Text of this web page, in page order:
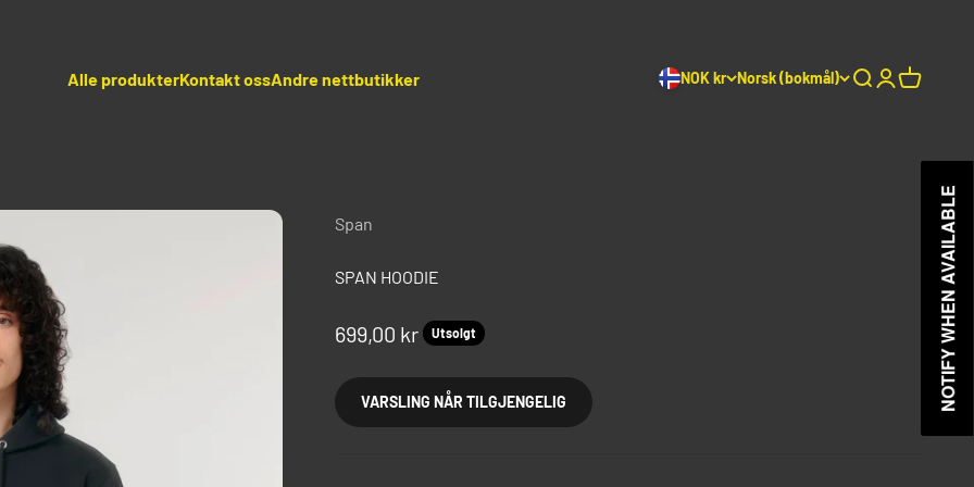
Alle produkterKontakt ossAndre nettbutikker NOK kr Norsk (bokmål) Søk Logg inn
Span
SPAN HOODIE
Salgspris
699,00 kr Utsolgt
VARSLING NÅR TILGJENGELIG NOTIFY WHEN AVAILABLE
NOTIFY WHEN AVAILABLE